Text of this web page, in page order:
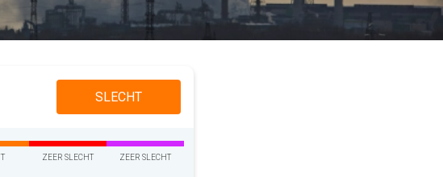
SLECHT
ZEER SLECHT ZEER SLECHT